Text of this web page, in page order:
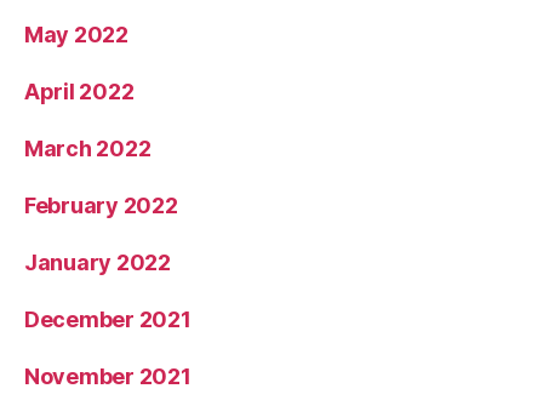
May 2022
April 2022
March 2022
February 2022
January 2022
December 2021
November 2021